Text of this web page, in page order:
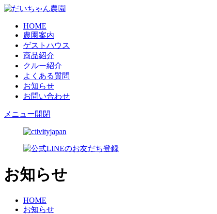
HOME
農園案内
ゲストハウス
商品紹介
クルー紹介
よくある質問
お知らせ
お問い合わせ
メニュー開閉
お知らせ
HOME
お知らせ